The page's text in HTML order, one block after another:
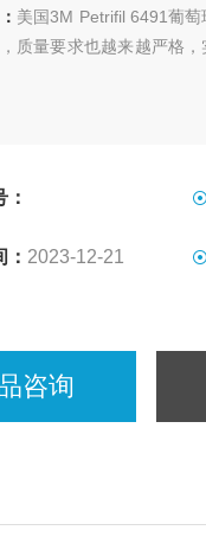
美国3M Petrifil 6491葡
质量要求也越来越严格
2023-12-21
咨询